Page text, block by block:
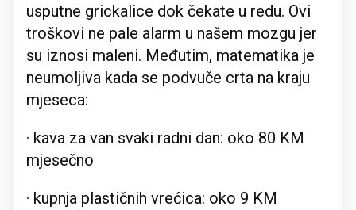
usputne grickalice dok čekate u redu. Ovi
troškovi ne pale alarm u našem mozgu jer
su iznosi maleni. Međutim, matematika je
neumoljiva kada se podvuče crta na kraju
mjeseca:
· kava za van svaki radni dan: oko 80 KM
mjesečno
· kupnja plastičnih vrećica: oko 9 KM